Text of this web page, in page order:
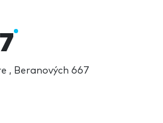
, Beranových 667